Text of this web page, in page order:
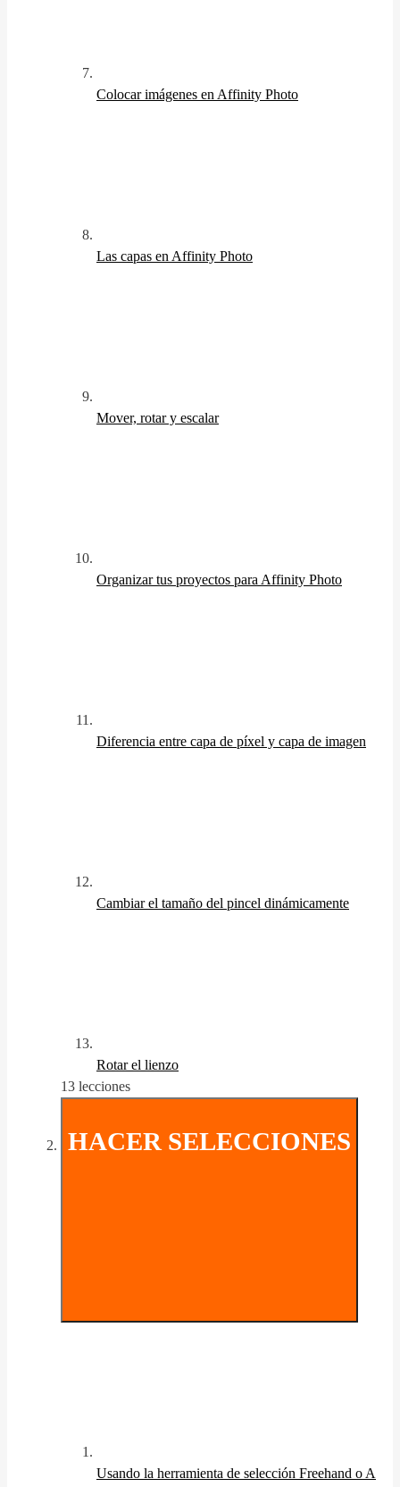
Colocar imágenes en Affinity Photo
Las capas en Affinity Photo
Mover, rotar y escalar
Organizar tus proyectos para Affinity Photo
Diferencia entre capa de píxel y capa de imagen
Cambiar el tamaño del pincel dinámicamente
Rotar el lienzo
13 lecciones
HACER SELECCIONES
Usando la herramienta de selección Freehand o A